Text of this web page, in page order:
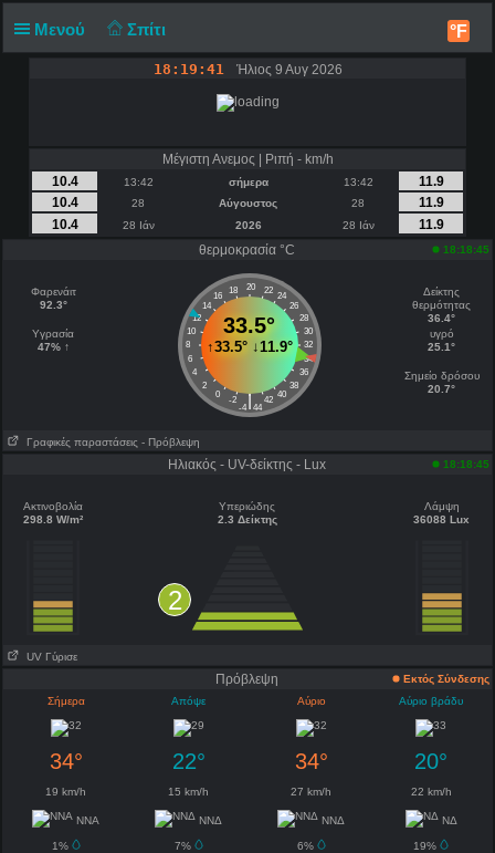
Μενού Σπίτι °F
18:19:41 Ήλιος 9 Αυγ 2026
Μέγιστη Ανεμος | Ριπή - km/h
10.4
13:42 σήμερα 13:42
11.9
10.4
28 Αύγουστος 28
11.9
10.4
28 Ιάν 2026 28 Ιάν
11.9
θερμοκρασία °C
18:18:45
Φαρενάιτ
92.3°
Υγρασία
47% ↑
20
18 22
16
24
14
26
12
28
10
30
8
32
6
34
4
36
2
38
0
40
-2 42
|
-4 44
33.5°
↑33.5°↓11.9°
Δείκτης
θερμότητας
36.4°
υγρό
25.1°
Σημείο δρόσου
20.7°
Γραφικές παραστάσεις - Πρόβλεψη
Ηλιακός - UV-δείκτης - Lux 18:18:45
Ακτινοβολία
298.8 W/m²
Υπεριώδης
2.3 Δείκτης
2
Λάμψη
36088 Lux
UV Γύρισε
Πρόβλεψη
Εκτός Σύνδεσης
Σήμερα
Απόψε Αύριο Αύριο βράδυ
34° 22° 34° 20°
19 km/h 15 km/h 27 km/h 22 km/h
ΝΝΑ ΝΝΔ ΝΝΔ ΝΔ
1% 7% 6% 19%